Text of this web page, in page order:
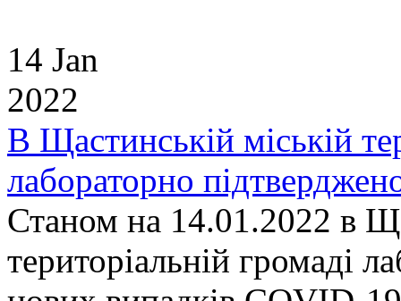
14 Jan
2022
В Щастинській міській
лабораторно
Станом на 14.01.2022 в
територіальній громаді